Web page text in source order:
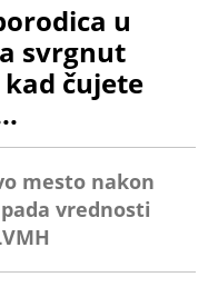
u
svrgnut
čujete
mesto nakon
vrednosti